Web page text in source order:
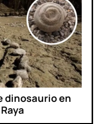
dinosaurio en